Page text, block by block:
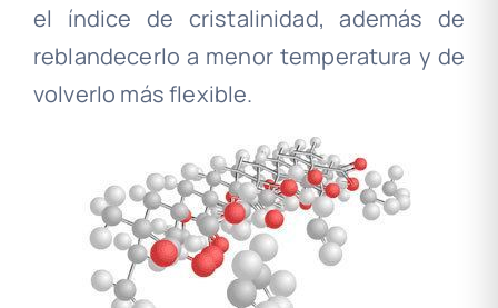
el índice de cristalinidad, además de
reblandecerlo a menor temperatura y de
volverlo más flexible.